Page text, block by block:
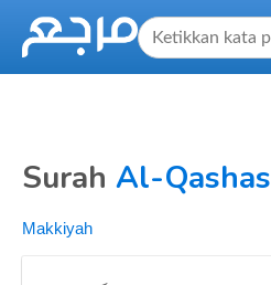
Surah Al-
Makkiyah